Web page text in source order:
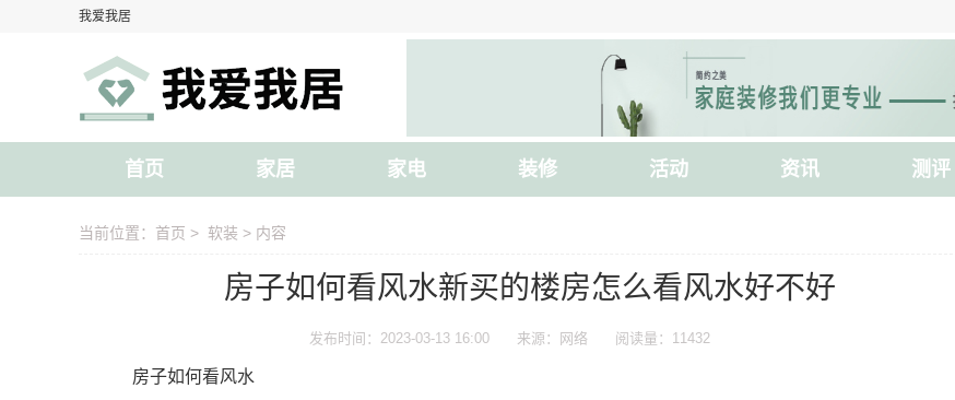
我爱我居
首页 家居 家电 装修 活动 资讯 测评
当前位置： 首页 > 软装 > 内容
房子如何看风水新买的楼房怎么看风水好不好
发布时间：2023-03-13 16:00 来源：网络 阅读量：11432
房子如何看风水